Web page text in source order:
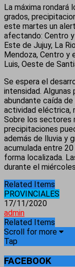
La máxima rondará
grados,
este martes un
afectando: Centro
Este de Jujuy, La
Mendoza, Centro y
Luis, Oeste de
Se espera el
intensidad.
abundante caída
actividad eléctrica,
Sobre los sectores
precipitaciones
además de lluvia y
acumulada entre
forma localizada.
durante el
Related Items
PROVINCIALES
17/11/2020
admin
Related Items
Scroll for more
Tap
FACEBOOK